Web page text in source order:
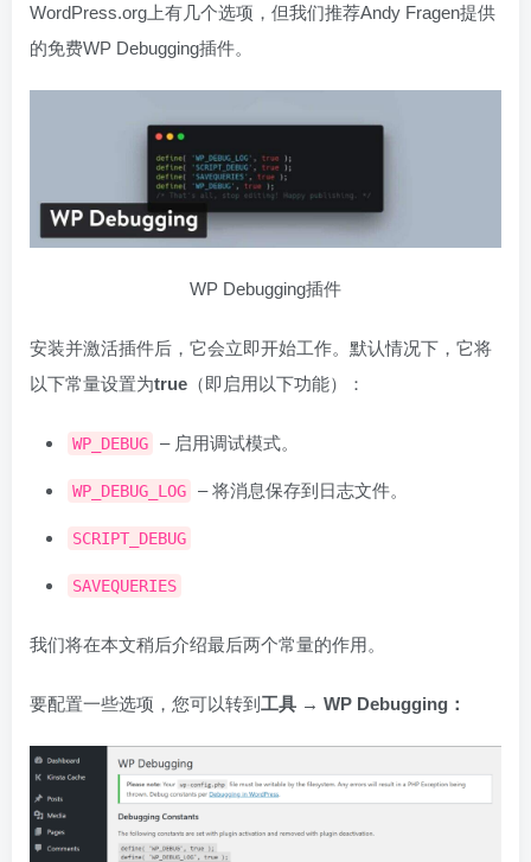
WordPress.org上有几个选项，但我们推荐Andy Fragen提供
的免费WP Debugging插件。
WP Debugging插件
安装并激活插件后，它会立即开始工作。默认情况下，它将
以下常量设置为true （即启用以下功能）：
WP_DEBUG – 启用调试模式。
WP_DEBUG_LOG – 将消息保存到日志文件。
SCRIPT_DEBUG
SAVEQUERIES
我们将在本文稍后介绍最后两个常量的作用。
要配置一些选项，您可以转到 工具 → WP Debugging：